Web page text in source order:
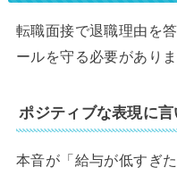
転職面接で退職理由を
ールを守る必要がありま
ポジティブな表現に言
本音が「給与が低すぎ